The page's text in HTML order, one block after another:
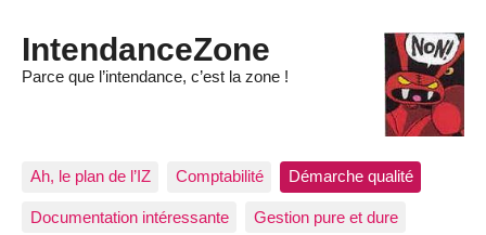
IntendanceZone
Parce que l’intendance, c’est la zone !
Ah, le plan de l’IZ Comptabilité Démarche qualité
Documentation intéressante Gestion pure et dure